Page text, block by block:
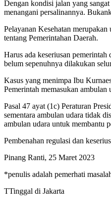
Dengan kondisi jalan yang
menangani persalinannya.
Pelayanan Kesehatan
tentang Pemerintahan Daerah.
Harus ada keseriusan
belum sepenuhnya dilakukan
Kasus yang menimpa Ibu
Pemerintah memasukan
Pasal 47 ayat (1c) Peraturan
sementara ambulan udara tidak
ambulan udara untuk membantu
Pembenahan regulasi dan
Pinang Ranti, 25 Maret 2023
*penulis adalah pemerhati
TTinggal di Jakarta